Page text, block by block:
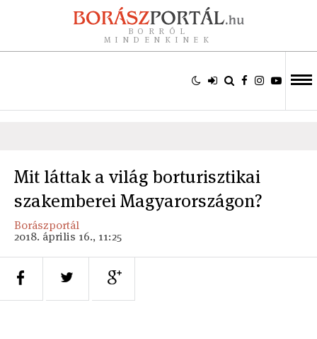
BORRÓL
MINDENKINEK
Mit láttak a világ borturisztikai
szakemberei Magyarországon?
Borászportál
2018. április 16., 11:25